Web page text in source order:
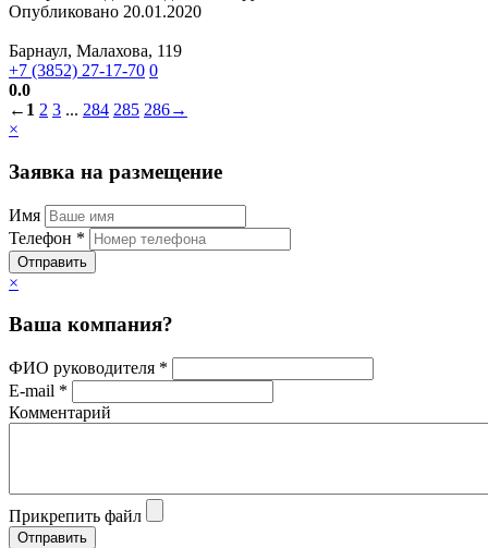
Опубликовано 20.01.2020
Барнаул, Малахова, 119
+7 (3852) 27-17-70 0
0.0
← 1 2 3 ... 284 285 286→
×
Заявка на размещение
Имя
Телефон *
Отправить
×
Ваша компания?
ФИО руководителя *
E-mail *
Комментарий
Прикрепить файл
Отправить